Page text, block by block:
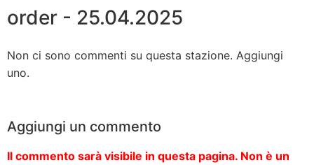
order - 25.04.2025
Non ci sono commenti su questa stazione. Aggiungi
uno.
Aggiungi un commento
Il commento sarà visibile in questa pagina. Non è un